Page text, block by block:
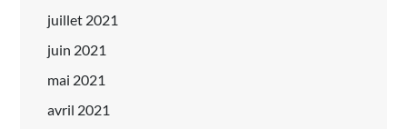
juillet 2021
juin 2021
mai 2021
avril 2021